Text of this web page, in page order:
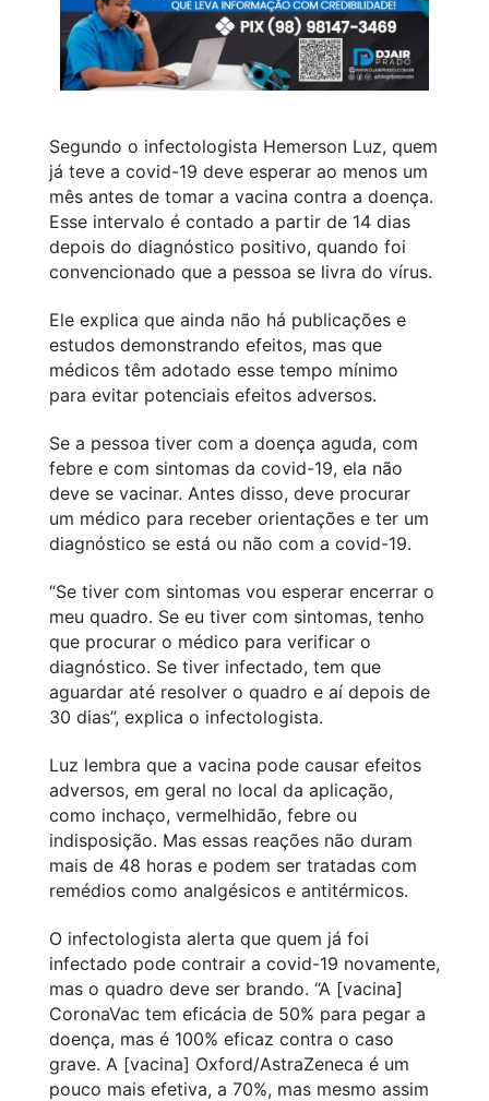
Segundo o infectologista Hemerson Luz, quem
já teve a covid-19 deve esperar ao menos um
mês antes de tomar a vacina contra a doença.
Esse intervalo é contado a partir de 14 dias
depois do diagnóstico positivo, quando foi
convencionado que a pessoa se livra do vírus.
Ele explica que ainda não há publicações e
estudos demonstrando efeitos, mas que
médicos têm adotado esse tempo mínimo
para evitar potenciais efeitos adversos.
Se a pessoa tiver com a doença aguda, com
febre e com sintomas da covid-19, ela não
deve se vacinar. Antes disso, deve procurar
um médico para receber orientações e ter um
diagnóstico se está ou não com a covid-19.
“Se tiver com sintomas vou esperar encerrar o
meu quadro. Se eu tiver com sintomas, tenho
que procurar o médico para verificar o
diagnóstico. Se tiver infectado, tem que
aguardar até resolver o quadro e aí depois de
30 dias”, explica o infectologista.
Luz lembra que a vacina pode causar efeitos
adversos, em geral no local da aplicação,
como inchaço, vermelhidão, febre ou
indisposição. Mas essas reações não duram
mais de 48 horas e podem ser tratadas com
remédios como analgésicos e antitérmicos.
O infectologista alerta que quem já foi
infectado pode contrair a covid-19 novamente,
mas o quadro deve ser brando. “A [vacina]
CoronaVac tem eficácia de 50% para pegar a
doença, mas é 100% eficaz contra o caso
grave. A [vacina] Oxford/AstraZeneca é um
pouco mais efetiva, a 70%, mas mesmo assim